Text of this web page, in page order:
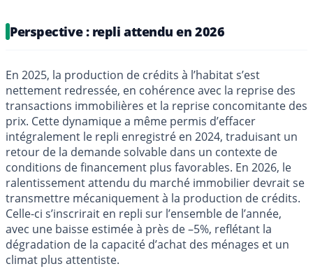
Perspective : repli attendu en 2026
En 2025, la production de crédits à l’habitat s’est
nettement redressée, en cohérence avec la reprise des
transactions immobilières et la reprise concomitante des
prix. Cette dynamique a même permis d’effacer
intégralement le repli enregistré en 2024, traduisant un
retour de la demande solvable dans un contexte de
conditions de financement plus favorables. En 2026, le
ralentissement attendu du marché immobilier devrait se
transmettre mécaniquement à la production de crédits.
Celle-ci s’inscrirait en repli sur l’ensemble de l’année,
avec une baisse estimée à près de –5%, reflétant la
dégradation de la capacité d’achat des ménages et un
climat plus attentiste.